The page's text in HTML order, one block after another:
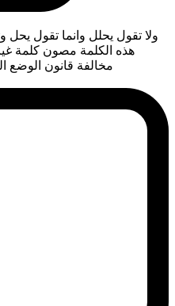
ولا تقول يحلل وانما تقول يحل
هذه الكلمة مصون كلمة
مخالفة قانون الوضع